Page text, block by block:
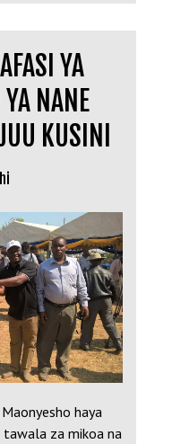
YA
NANE
KUSINI
haya
za mikoa na